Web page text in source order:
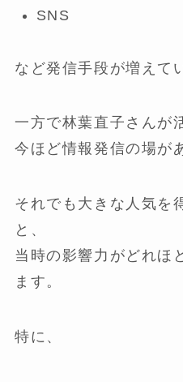
SNS
など発信手段が増えて
一方で林葉直子さんが
今ほど情報発信の場が
それでも大きな人気を
と、
当時の影響力がどれほ
ます。
特に、